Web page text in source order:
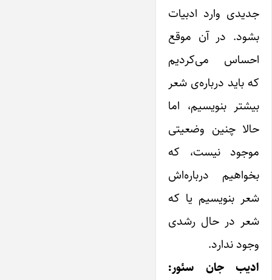
جدیدی وارد ادبیات
بشود. در آن موقع
احساس می‌کردیم
که باید درباره‌ی شعر
بیشتر بنویسیم، اما
حالا چنین وضعیتی
موجود نیست، که
بخواهیم درباره‌اش
شعر بنویسیم ‌یا که
شعر در حال رشدی
وجود ندارد.
ادیب جان سئور: